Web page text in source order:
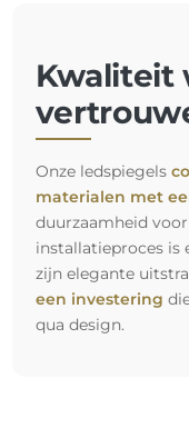
Kwaliteit
Onze ledspiegels
materialen met
duurzaamheid
installatieproces is
zijn elegante
een investering
qua design.